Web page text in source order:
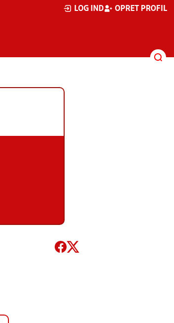
LOG IND OPRET PROFIL